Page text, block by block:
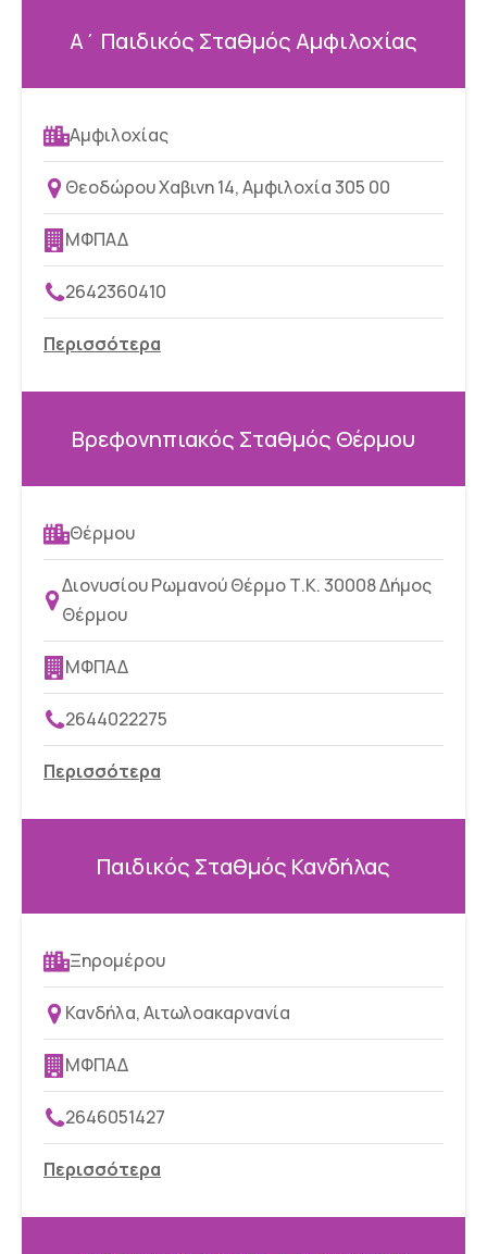
Α΄ Παιδικός Σταθμός Αμφιλοχίας
Αμφιλοχίας
Θεοδώρου Χαβινη 14, Αμφιλοχία 305 00
ΜΦΠΑΔ
2642360410
Περισσότερα
Βρεφονηπιακός Σταθμός Θέρμου
Θέρμου
Διονυσίου Ρωμανού Θέρμο Τ.Κ. 30008 Δήμος
Θέρμου
ΜΦΠΑΔ
2644022275
Περισσότερα
Παιδικός Σταθμός Κανδήλας
Ξηρομέρου
Κανδήλα, Αιτωλοακαρνανία
ΜΦΠΑΔ
2646051427
Περισσότερα